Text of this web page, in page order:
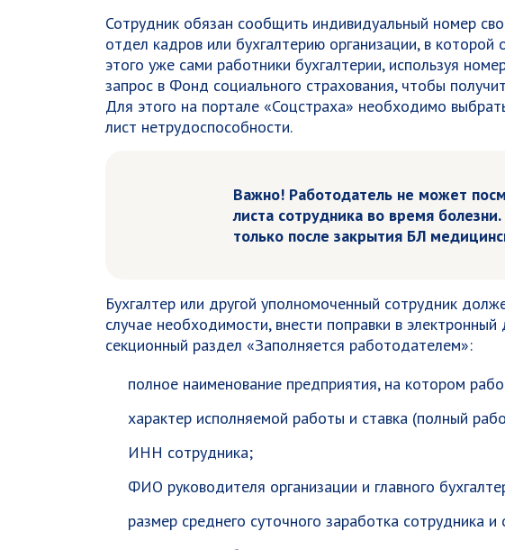
Сотрудник обязан сообщить индивидуальный номер
отдел кадров или бухгалтерию организации, в
этого уже сами работники бухгалтерии, используя
запрос в Фонд социального страхования, чтобы
Для этого на портале «Соцстраха» необходимо
лист нетрудоспособности.
Важно! Работодатель не может
листа сотрудника во время
только после закрытия БЛ
Бухгалтер или другой уполномоченный сотрудник
случае необходимости, внести поправки в
секционный раздел «Заполняется работодателем»:
полное наименование предприятия, на котором
характер исполняемой работы и ставка (полный
ИНН сотрудника;
ФИО руководителя организации и главного
размер среднего суточного заработка сотрудника